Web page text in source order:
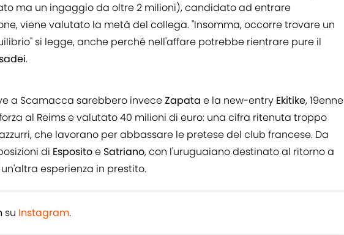
ma un ingaggio da oltre 2 milioni), candidato ad entrare
viene valutato la metà del collega. "Insomma, occorre trovare un
si legge, anche perché nell'affare potrebbe rientrare pure il
.
a Scamacca sarebbero inveceZapata e la new-entry Ekitike, 19enne
al Reims e valutato 40 milioni di euro: una cifra ritenuta troppo
che lavorano per abbassare le pretese del club francese. Da
di Espositoe Satriano, con l'uruguaiano destinato al ritorno a
esperienza in prestito.
su Instagram.